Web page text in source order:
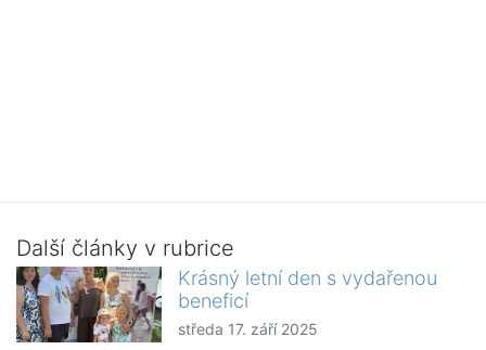
Další články v rubrice
Krásný letní den s vydařenou
beneficí
středa 17. září 2025